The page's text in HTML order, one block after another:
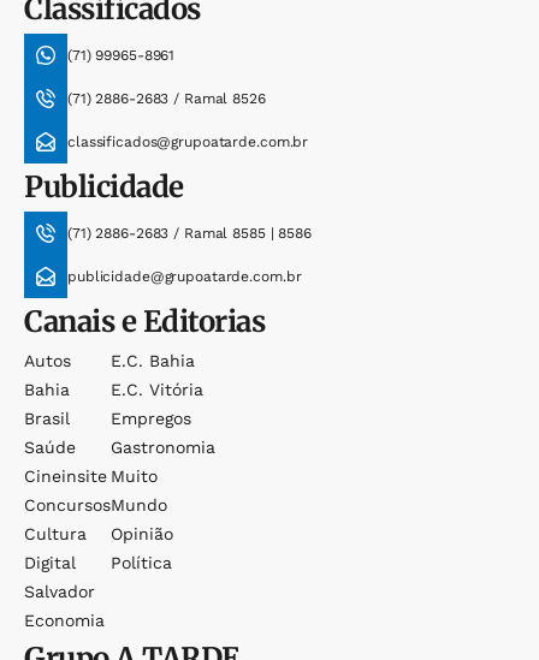
Classificados
(71) 99965-8961
(71) 2886-2683 / Ramal 8526
classificados@grupoatarde.com.br
Publicidade
(71) 2886-2683 / Ramal 8585 | 8586
publicidade@grupoatarde.com.br
Canais e Editorias
Autos
Bahia
Brasil
Saúde
Cineinsite
Concursos
Cultura
Digital
Salvador
Economia
E.c. Bahia
E.c. Vitória
Empregos
Gastronomia
Muito
Mundo
Opinião
Política